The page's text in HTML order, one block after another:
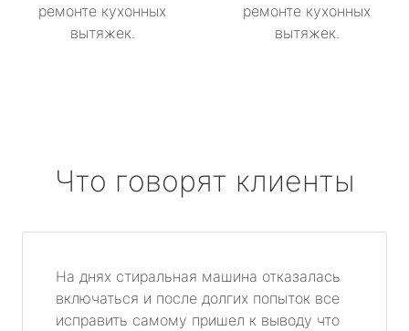
ремонте кухонных
вытяжек.
ремонте кухонных
вытяжек.
Что говорят клиенты
На днях стиральная машина отказалась
включаться и после долгих попыток все
исправить самому пришел к выводу что